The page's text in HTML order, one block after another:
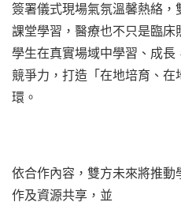
簽署儀式現場氣氛溫馨熱絡
課堂學習，醫療也不只是臨
學生在真實場域中學習、成
競爭力，打造「在地培育、
環。
依合作內容，雙方未來將推
作及資源共享，並